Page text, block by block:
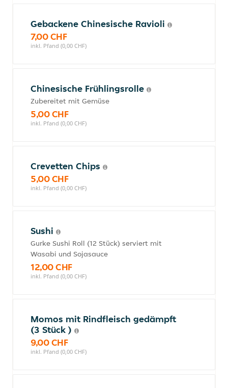
Gebackene Chinesische Ravioli
7,00 CHF
inkl. Pfand (0,00 CHF)
Chinesische Frühlingsrolle
Zubereitet mit Gemüse
5,00 CHF
inkl. Pfand (0,00 CHF)
Crevetten Chips
5,00 CHF
inkl. Pfand (0,00 CHF)
Sushi
Gurke Sushi Roll (12 Stück) serviert mit
Wasabi und Sojasauce
12,00 CHF
inkl. Pfand (0,00 CHF)
Momos mit Rindfleisch gedämpft
(3 Stück )
9,00 CHF
inkl. Pfand (0,00 CHF)